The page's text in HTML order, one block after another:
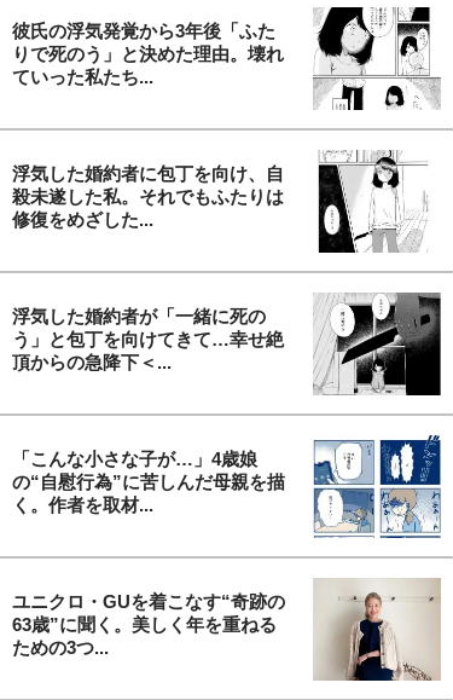
彼氏の浮気発覚から3年後「ふた
りで死のう」と決めた理由。壊れ
ていった私たち...
浮気した婚約者に包丁を向け、自
殺未遂した私。それでもふたりは
修復をめざした...
浮気した婚約者が「一緒に死の
う」と包丁を向けてきて…幸せ絶
頂からの急降下＜...
「こんな小さな子が…」4歳娘
の“自慰行為”に苦しんだ母親を描
く。作者を取材...
ユニクロ・GUを着こなす“奇跡の
63歳”に聞く。美しく年を重ねる
ための3つ...